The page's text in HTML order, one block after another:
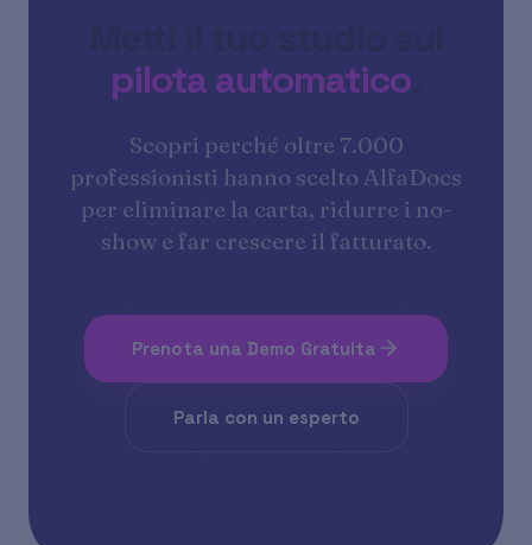
pilota automatico.
Scopri perché oltre 7.000
professionisti hanno scelto AlfaDocs
per eliminare la carta, ridurre i no-
show e far crescere il fatturato.
Prenota una Demo Gratuita
Parla con un esperto